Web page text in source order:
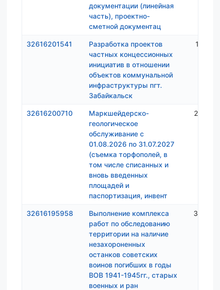
документации (линейная
часть), проектно-
сметной документац
32616201541
Разработка проектов
частных концессионных
инициатив в отношении
объектов коммунальной
инфраструктуры пгт.
Забайкальск
1 065
32616200710
Маркшейдерско-
геологическое
обслуживание с
01.08.2026 по 31.07.2027
(съемка торфополей, в
том числе списанных и
вновь введенных
площадей и
паспортизация, инвент
2 086
32616195958
Выполнение комплекса
работ по обследованию
территории на наличие
незахороненных
останков советских
воинов погибших в годы
ВОВ 1941-1945гг., старых
военных и ран
3 335